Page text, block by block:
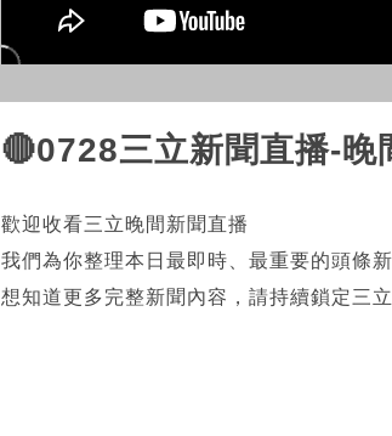
🔴0728三立新聞直播-晚
歡迎收看三立晚間新聞直播
我們為你整理本日最即時、最重要的頭條
想知道更多完整新聞內容，請持續鎖定三立